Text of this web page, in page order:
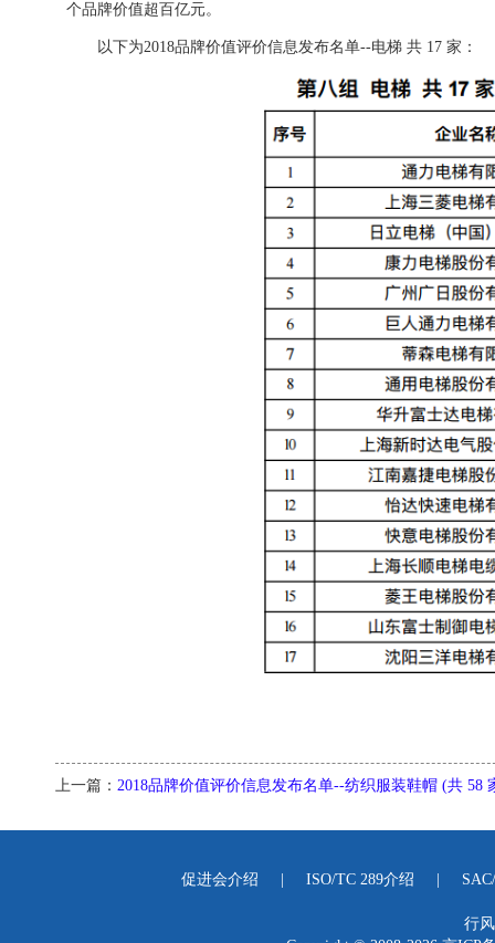
个品牌价值超百亿元。
以下为2018品牌价值评价信息发布名单--电梯 共 17 家：
上一篇： 2018品牌价值评价信息发布名单--纺织服装鞋帽 (共 58
促进会介绍 ISO/TC 289介绍
行